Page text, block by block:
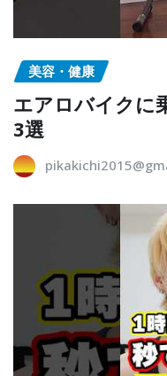
美容・健康
エアロバイクに
3選